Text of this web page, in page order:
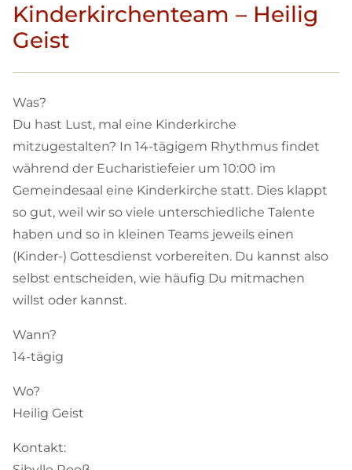
Kinderkirchenteam – Heilig
Geist
Was?
Du hast Lust, mal eine Kinderkirche
mitzugestalten? In 14-tägigem Rhythmus findet
während der Eucharistiefeier um 10:00 im
Gemeindesaal eine Kinderkirche statt. Dies klappt
so gut, weil wir so viele unterschiedliche Talente
haben und so in kleinen Teams jeweils einen
(Kinder-) Gottesdienst vorbereiten. Du kannst also
selbst entscheiden, wie häufig Du mitmachen
willst oder kannst.
Wann?
14-tägig
Wo?
Heilig Geist
Kontakt: